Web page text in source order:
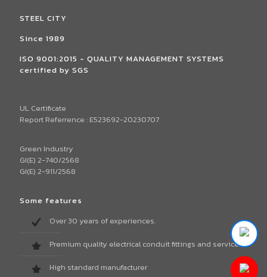
STEEL CITY
Since 1989
ISO 9001:2015 - QUALITY MANAGEMENT SYSTEMS
certified by SGS
UL Certificate
Report Referrence : E523692-20230707
Green Industry
GI(E) 2-740/2568
GI(E) 2-911/2568
Some features
Over 30 years of experiences.
Premium quality electrical conduit fittings and services.
High standard manufacturer